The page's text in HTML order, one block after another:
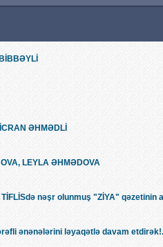
ƏHMƏDLİ
LEYLA ƏHMƏDOVA
nəşr olunmuş "ZİYA" qəzetinin
ənənələrini ləyaqətlə davam